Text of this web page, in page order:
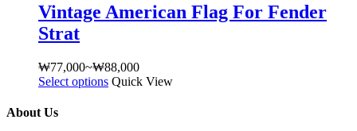
다.
상
이
지
품
습
니
₩77,000~₩88,000
품
이
이
Vintage American Flag For Fender
Strat
₩77,000~₩88,000가
격
Select options 여
Quick View
About Us